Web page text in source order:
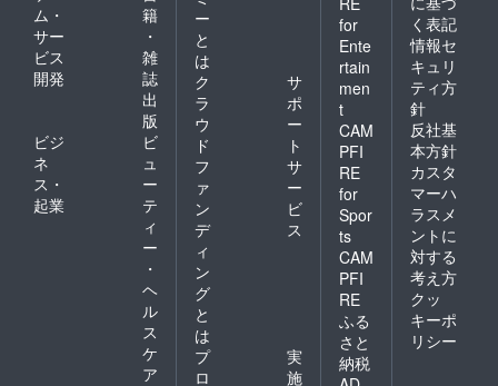
り、身体と心の声に静かに
耳を澄ませることはできま
せんでした。本当に、あり
がとうございます。この休
暇で受け取った気づきやエ
ネルギーは、これからま
た、人の身体に触れ、言葉
を交わし、生きる場を整え
ていく中で、必ず循環させ
ていきます。引き続き、私
の歩みを、どうぞ見守って
いただけたら幸いです。心
ら！
ム・
サー
ビス
開発
籍
・
雑
誌
出
版
ビジ
ネ
ス・
起業
ビ
ュ
ー
テ
ィ
ー
・
ヘ
ル
ス
ケ
ア
ー
と
は
ク
ラ
ウ
ド
フ
ァ
ン
デ
ィ
ン
グ
と
は
サ
ポ
ー
ト
サ
ー
ビ
ス
プ
ロ
実
施
for
Ente
rtain
men
t
CAM
PFI
RE
for
Spor
ts
CAM
PFI
RE
ふる
さと
納税
く表記
情報セ
キュリ
ティ方
針
反社基
本方針
カスタ
マーハ
ラスメ
ントに
対する
考え方
クッ
キーポ
リシー